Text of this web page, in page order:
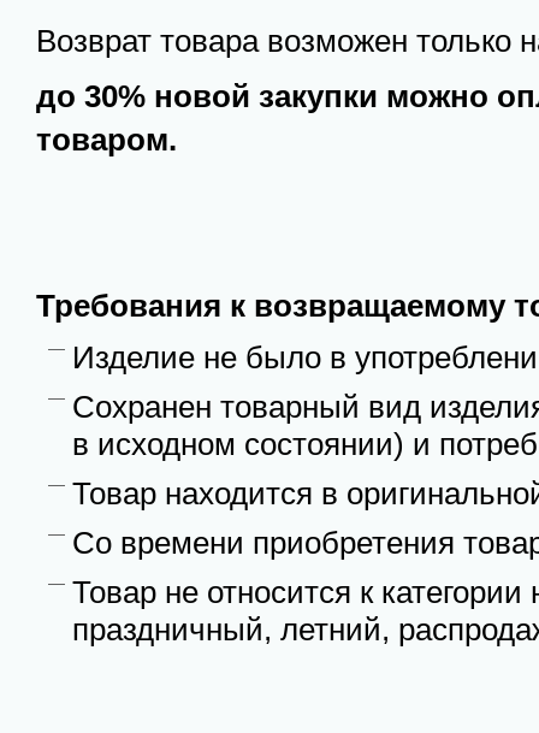
Возврат товара возможен только
до 30% новой закупки можно
товаром.
Требования к возвращаемому
Изделие не было в
Сохранен товарный вид
в исходном состоянии) и
Товар находится в
Со времени приобретения
Товар не относится к
праздничный, летний,